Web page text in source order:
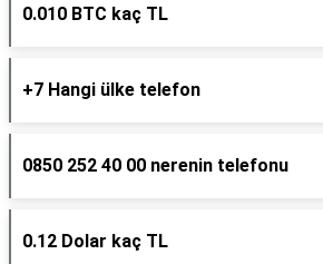
0.010 BTC kaç TL
+7 Hangi ülke telefon
0850 252 40 00 nerenin telefonu
0.12 Dolar kaç TL